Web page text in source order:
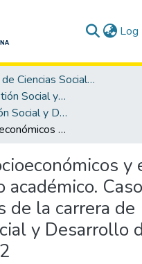
Log
Facultad de Ciencias Sociales y de la Salud
Carrera de Gestión Social y Desarrollo
Tesis de Gestión Social y Desarrollo
Factores socioeconómicos y el desempeño académico. Caso: Estudiantes de la carrera de Gestión Social y Desarrollo de la UPSE, 2022
y
académico.
de la carrera de
y Desarrollo